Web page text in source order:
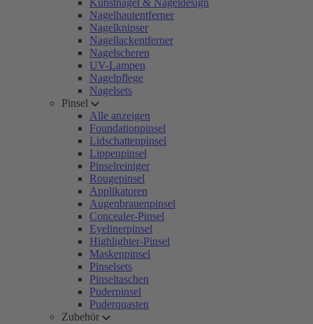
Kunstnägel & Nageldesign
Nagelhautentferner
Nagelknipser
Nagellackentferner
Nagelscheren
UV-Lampen
Nagelpflege
Nagelsets
Pinsel
Alle anzeigen
Foundationpinsel
Lidschattenpinsel
Lippenpinsel
Pinselreiniger
Rougepinsel
Applikatoren
Augenbrauenpinsel
Concealer-Pinsel
Eyelinerpinsel
Highlighter-Pinsel
Maskenpinsel
Pinselsets
Pinseltaschen
Puderpinsel
Puderquasten
Zubehör